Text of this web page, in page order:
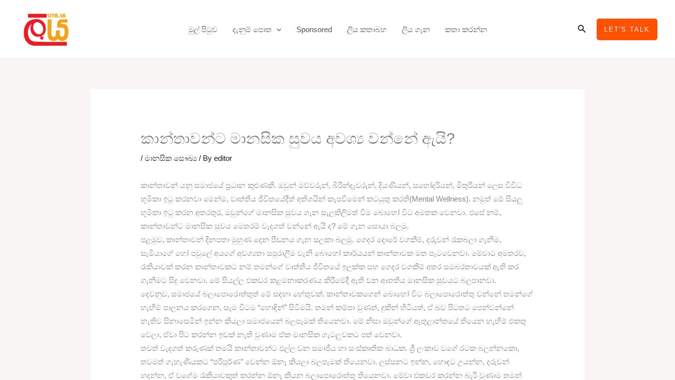
මුල් පිටුව දැනුම් පොත Sponsored ලිය කතාබහ ලිය ගැන කතා කරන්න SearchLET'S TALK
කාන්තාවන්ට මානසික සුවය අවශ්‍ය වන්නේ ඇයි?
/මානසික සෞඛ්‍ය / Byeditor
කාන්තාවන් යනු සමාජයේ ප්‍රධාන කුළුණකි. ඔවුන් මව්වරුන්, බිරින්දෑවරුන්, දියණියන්, සහෝදරියන්, මිතුරියන් ලෙස විවිධ
භූමිකා ඉටු කරනවා මෙන්ම, වෘත්තීය ජීවිතයේදීත් අතිශයින් කැපවීමෙන් කටයුතු කරති(Mental Wellness). නමුත් මේ සියලු
භූමිකා ඉටු කරන අතරතුර, ඔවුන්ගේ මානසික සුවය ගැන සැලකිලිමත් වීම බොහෝ විට අමතක වෙනවා. එසේ නම්,
කාන්තාවන්ට මානසික සුවය මෙතරම් වැදගත් වන්නේ ඇයි ද? මේ ගැන සොයා බලමු.
පළමුව, කාන්තාවන් දිනපතා මුහුණ දෙන පීඩනය ගැන සලකා බලමු. ගෙදර දොරේ වගකීම්, දරුවන් රැකබලා ගැනීම,
සැමියාගේ හෝ පවුලේ අයගේ අවශ්‍යතා සපුරාලීම වැනි බොහෝ කාර්යයන් කාන්තාවක මත පැටවෙනවා. මේවාට අමතරව,
රැකියාවක් කරන කාන්තාවකට නම් තමන්ගේ වෘත්තීය ජීවිතයේ ඉලක්ක සහ ගෙදර වගකීම් අතර සමබරතාවයක් ඇති කර
ගැනීමට සිදු වෙනවා. මේ සියල්ල එකවර කළමනාකරණය කිරීමේදී ඇති වන ආතතිය මානසික සුවයට බලපානවා.
දෙවනුව, සමාජයේ බලාපොරොත්තුත් මේ සඳහා හේතුවක්. කාන්තාවකගෙන් බොහෝ විට බලාපොරොත්තු වන්නේ තමන්ගේ
හැඟීම් පාලනය කරගෙන, සෑම විටම “හොඳින්” සිටීමයි. තමන් කම්පා වුණත්, දුකින් හිටියත්, ඒ බව පිටතට පෙන්වන්නේ
නැතිව සිනාසෙමින් ඉන්න කියලා සමාජයෙන් බලපෑමක් තියෙනවා. මේ නිසා ඔවුන්ගේ ඇතුළාන්තයේ තියෙන හැඟීම් එකතු
වෙලා, ඒවා පිට කරන්න ඉඩක් නැති වුණාම ඒක මානසික ගැටලුවකට පත් වෙනවා.
තවත් වැදගත් කරුණක් තමයි කාන්තාවන්ට එල්ල වන සමාජීය හා සංස්කෘතික බාධක. ශ්‍රී ලංකාව වගේ රටක බලන්නකො,
තවමත් ගැහැණියකට “පරිපූර්ණ” වෙන්න ඕනෑ කියලා බලපෑමක් තියෙනවා. ලස්සනට ඉන්න, හොඳට උයන්න, දරුවන්
හදන්න, ඒ වගේම රැකියාවකුත් කරන්න ඕනෑ කියන බලාපොරොත්තු තියෙනවා. මේවා එකවර කරන්න බැරි වුණාම තමන්